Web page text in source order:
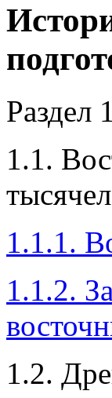
Раздел
1.1.
1.1.1.
1.1.2.
1.2.